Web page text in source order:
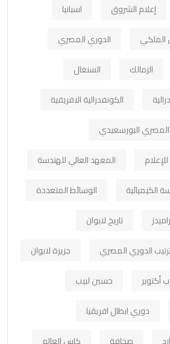
إعلام الشروق
اسبانيا
الملكي
الدوري المصري
الزمالك
السنغال
الكونفدرالية الافريقية
المصري البورسعيدي
المعهد العالي للهندسة
الكيميائية
الوسائط المتعددة
تاريخ لابوان
الدوري المصري
جزيرة لابوان
أكتوبر
حسين لبيب
دوري ابطال افريقيا